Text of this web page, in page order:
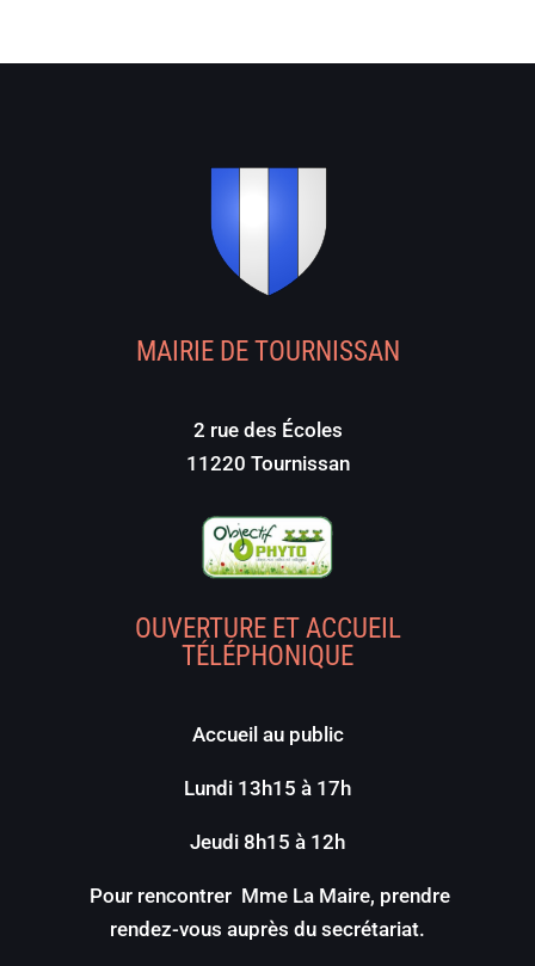
MAIRIE DE TOURNISSAN
2 rue des Écoles
11220 Tournissan
OUVERTURE ET ACCUEIL
TÉLÉPHONIQUE
Accueil au public
Lundi 13h15 à 17h
Jeudi 8h15 à 12h
Pour rencontrer Mme La Maire, prendre
rendez-vous auprès du secrétariat.